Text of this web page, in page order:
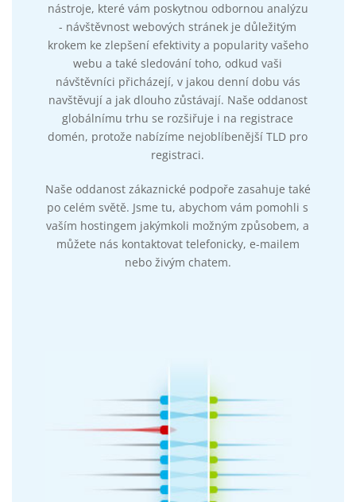
nástroje, které vám poskytnou odbornou analýzu
- návštěvnost webových stránek je důležitým
krokem ke zlepšení efektivity a popularity vašeho
webu a také sledování toho, odkud vaši
návštěvníci přicházejí, v jakou denní dobu vás
navštěvují a jak dlouho zůstávají. Naše oddanost
globálnímu trhu se rozšiřuje i na registrace
domén, protože nabízíme nejoblíbenější TLD pro
registraci.
Naše oddanost zákaznické podpoře zasahuje také
po celém světě. Jsme tu, abychom vám pomohli s
vaším hostingem jakýmkoli možným způsobem, a
můžete nás kontaktovat telefonicky, e-mailem
nebo živým chatem.